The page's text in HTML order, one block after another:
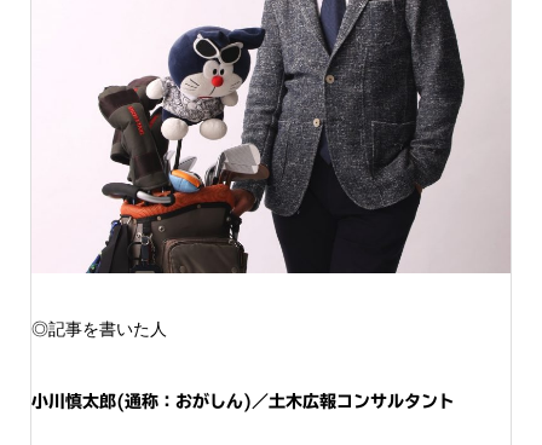
◎記事を書いた人
小川慎太郎(通称：おがしん)／土木広報コンサルタント